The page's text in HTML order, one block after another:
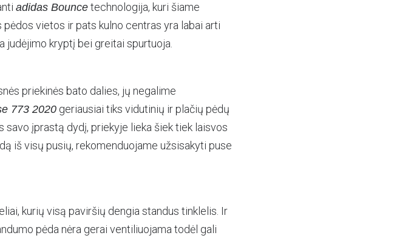
adidas Bounce technologija, kuri šiame
vietos ir pats kulno centras yra labai arti
judėjimo kryptį bei greitai spurtuoja.
priekinės bato dalies, jų negalime
773 2020 geriausiai tiks vidutinių ir plačių pėdų
savo įprastą dydį, priekyje lieka šiek tiek laisvos
iš visų pusių, rekomenduojame užsisakyti puse
kurių visą paviršių dengia standus tinklelis. Ir
pėda nėra gerai ventiliuojama todėl gali